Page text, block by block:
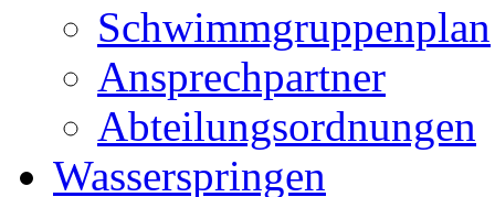
Schwimmgruppenplan
Ansprechpartner
Abteilungsordnungen
Wasserspringen